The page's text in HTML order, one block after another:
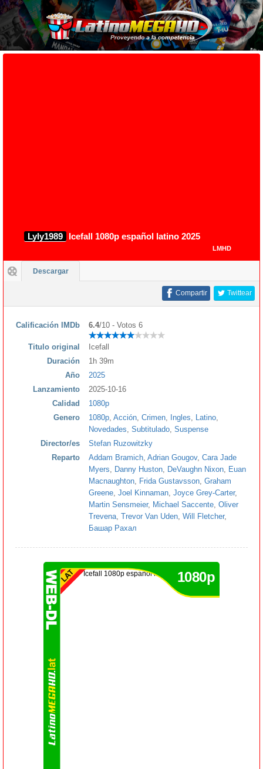
Lyly1989 Icefall 1080p español latino 2025
LMHD
Descargar
Twittear
Compartir
Calificación IMDb 6.4/10 - Votos 6
Titulo original
Icefall
Duración
1h 39m
Año
2025
Lanzamiento
2025-10-16
Calidad
1080p
Genero
1080p Acción Crimen Ingles Latino
Novedades Subtitulado Suspense
Director/es
Stefan Ruzowitzky
Reparto
Addam Bramich Adrian Gougov, Cara Jade
Myers
Danny Huston DeVaughn Nixon
Euan
Macnaughton
Frida Gustavsson Graham
Greene Joel Kinnaman Joyce Grey-Carter,
Martin Sensmeier, Michael Saccente Oliver
Trevena Trevor Van Uden Will Fletcher,
Башар Рахал
1080p